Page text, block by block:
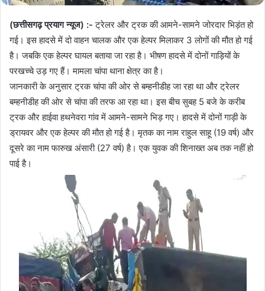
(छत्तीसगढ़ प्रयाग न्यूज) :- ट्रेलर और ट्रक की आमने-सामने जोरदार भिड़ंत हो
गई। इस हादसे में दो वाहन चालक और एक हेल्पर मिलाकर 3 लोगों की मौत हो गई
है। जबकि एक हेल्पर घायल बताया जा रहा है। भीषण हादसे में दोनों गाड़ियों के
परखच्चे उड़ गए हैं। मामला चांपा थाना क्षेत्र का है।
जानकारी के अनुसार ट्रक चांपा की ओर से बम्हनीडीह जा रहा था और ट्रेलर
बम्हनीडीह की ओर से चांपा की तरफ आ रहा था। इस बीच सुबह 5 बजे के करीब
ट्रक और हाईवा हथनेवरा गांव में आमने-सामने भिड़ गए। हादसे में दोनों गाड़ी के
ड्रायवर और एक हेल्पर की मौत हो गई है। मृतक का नाम राहुल साहू (19 वर्ष) और
दूसरे का नाम फारुख अंसारी (27 वर्ष) है। एक युवक की शिनाख्त अब तक नहीं हो
पाई है।